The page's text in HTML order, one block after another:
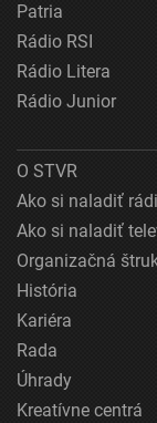
Patria
Rádio RSI
Rádio Litera
Rádio Junior
O STVR
Ako si naladiť
Ako si naladiť
Organizačná
História
Kariéra
Rada
Úhrady
Kreatívne centrá